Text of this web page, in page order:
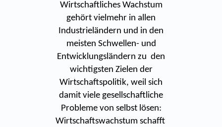
Wirtschaftliches Wachstum
gehört vielmehr in allen
Industrieländern und in den
meisten Schwellen- und
Entwicklungsländern zu den
wichtigsten Zielen der
Wirtschaftspolitik, weil sich
damit viele gesellschaftliche
Probleme von selbst lösen:
Wirtschaftswachstum schafft